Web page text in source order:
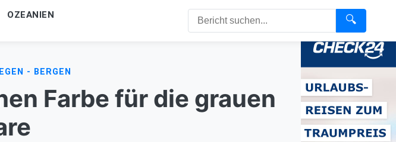
🔍
OZEANIEN
- BERGEN
Farbe für die grauen